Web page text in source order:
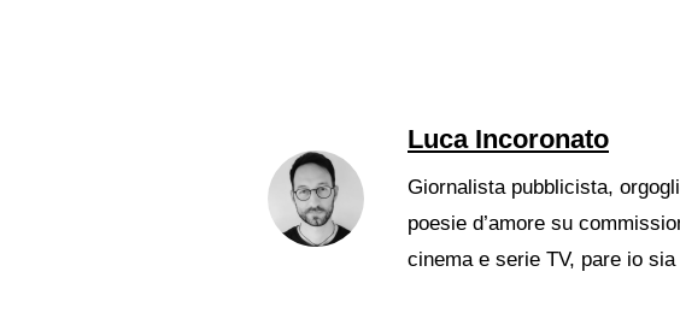
Luca Incoronato
Giornalista pubblicista,
poesie d’amore su
cinema e serie TV, pare io